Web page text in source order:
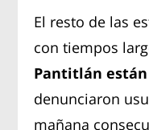
El resto de las
con tiempos
Pantitlán
denunciaron
mañana